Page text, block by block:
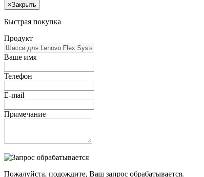
×Закрыть
Быстрая покупка
Продукт
Ваше имя
Телефон
E-mail
Примечание
Пожалуйста, подождите, Ваш запрос обрабатывается.